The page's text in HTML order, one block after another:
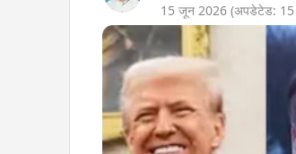
15 जून 2026 (अपडेटेड: